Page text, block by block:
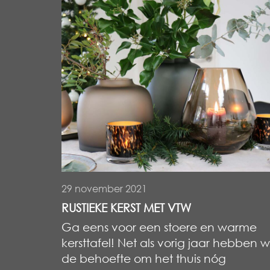
29 november 2021
RUSTIEKE KERST MET VTW
Ga eens voor een stoere en warme
kersttafel! Net als vorig jaar hebben
de behoefte om het thuis nóg